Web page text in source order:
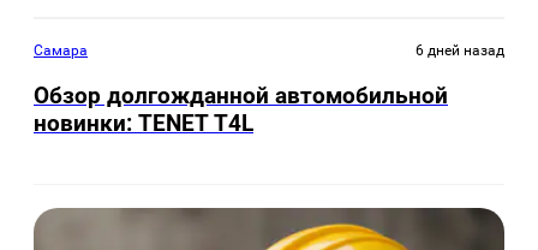
Самара 6 дней назад
Обзор долгожданной автомобильной
новинки: TENET Т4L